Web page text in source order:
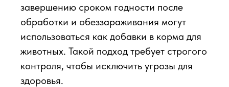
завершению сроком годности после
обработки и обеззараживания могут
использоваться как добавки в корма для
животных. Такой подход требует строгого
контроля, чтобы исключить угрозы для
здоровья.